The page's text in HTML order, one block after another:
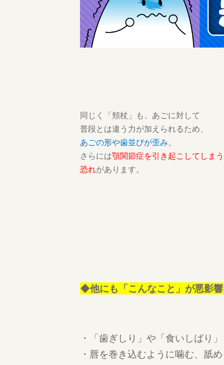
同じく「頬杖」も、あごに対して
普段とは違う力が加えられるため、
あごの形や歯並びが歪み、
さらには顎関節症を引き起こしてしまう
恐れがあります。
◆他にも「こんなこと」が悪影
・「歯ぎしり」や「食いしばり」
・唇を巻き込むように噛む、舐